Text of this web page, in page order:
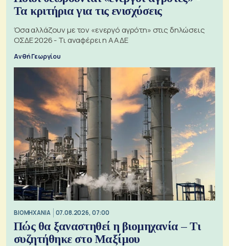
Τα κριτήρια για τις ενισχύσεις
Όσα αλλάζουν με τον «ενεργό αγρότη» στις δηλώσεις
ΟΣΔΕ 2026 - Τι αναφέρει η ΑΑΔΕ
Ανθή Γεωργίου
ΒΙΟΜΗΧΑΝΙΑ 07.08.2026, 07:00
Πώς θα ξαναστηθεί η βιομηχανία – Τι
συζητήθηκε στο Μαξίμου